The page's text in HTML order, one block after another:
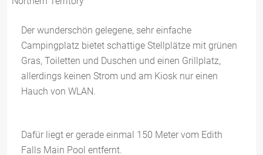
Der wunderschön gelegene, sehr einfache
Campingplatz bietet schattige Stellplätze mit grünen
Gras, Toiletten und Duschen und einen Grillplatz,
allerdings keinen Strom und am Kiosk nur einen
Hauch von WLAN.
Dafür liegt er gerade einmal 150 Meter vom Edith
Falls Main Pool entfernt.